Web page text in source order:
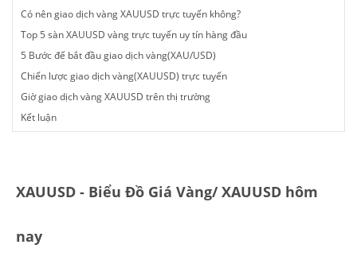
Có nên giao dịch vàng XAUUSD trực tuyến không?
Top 5 sàn XAUUSD vàng trực tuyến uy tín hàng đầu
5 Bước để bắt đầu giao dịch vàng(XAU/USD)
Chiến lược giao dịch vàng(XAUUSD) trực tuyến
Giờ giao dịch vàng XAUUSD trên thị trường
Kết luận
XAUUSD - Biểu Đồ Giá Vàng/ XAUUSD hôm
nay